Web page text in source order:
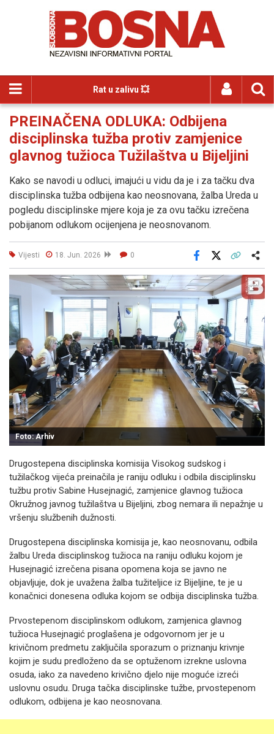
Rat u zalivu 💥
PREINAČENA ODLUKA: Odbijena
disciplinska tužba protiv zamjenice
glavnog tužioca Tužilaštva u Bijeljini
Kako se navodi u odluci, imajući u vidu da je i za tačku dva
disciplinska tužba odbijena kao neosnovana, žalba Ureda u
pogledu disciplinske mjere koja je za ovu tačku izrečena
pobijanom odlukom ocijenjena je neosnovanom.
Vijesti 18. Jun. 2026 0
Facebook
Foto: Arhiv
Drugostepena disciplinska komisija Visokog sudskog i
tužilačkog vijeća preinačila je raniju odluku i odbila disciplinsku
tužbu protiv Sabine Husejnagić, zamjenice glavnog tužioca
Okružnog javnog tužilaštva u Bijeljini, zbog nemara ili nepažnje u
vršenju službenih dužnosti.
Drugostepena disciplinska komisija je, kao neosnovanu, odbila
žalbu Ureda disciplinskog tužioca na raniju odluku kojom je
Husejnagić izrečena pisana opomena koja se javno ne
objavljuje, dok je uvažena žalba tužiteljice iz Bijeljine, te je u
konačnici donesena odluka kojom se odbija disciplinska tužba.
Prvostepenom disciplinskom odlukom, zamjenica glavnog
tužioca Husejnagić proglašena je odgovornom jer je u
krivičnom predmetu zaključila sporazum o priznanju krivnje
kojim je sudu predloženo da se optuženom izrekne uslovna
osuda, iako za navedeno krivično djelo nije moguće izreći
uslovnu osudu. Druga tačka disciplinske tužbe, prvostepenom
odlukom, odbijena je kao neosnovana.